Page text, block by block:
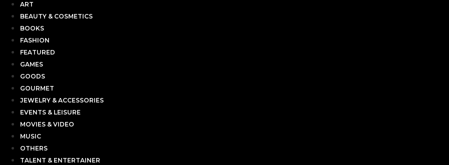
ART
BEAUTY & COSMETICS
BOOKS
FASHION
FEATURED
GAMES
GOODS
GOURMET
JEWELRY & ACCESSORIES
EVENTS & LEISURE
MOVIES & VIDEO
MUSIC
OTHERS
TALENT & ENTERTAINER